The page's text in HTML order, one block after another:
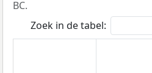
BC.
Zoek in de tabel: